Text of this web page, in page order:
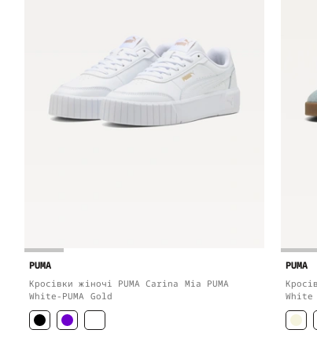
PUMA
Кросівки жіночі PUMA Carina Mia PUMA
White-PUMA Gold
PUMA
White